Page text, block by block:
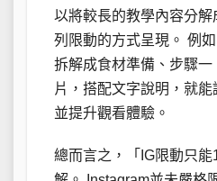
以將較長的教學內容分
列限動的方式呈現。 例
拆解成食材準備、步驟
片，搭配文字說明，就能
並提升觀看體驗。
總而言之，「IG限動只